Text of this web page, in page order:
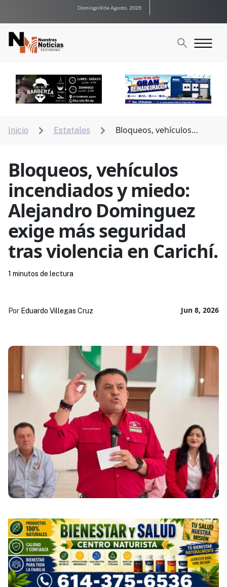
Domingo 9 de Agosto, 2026
Inicio  Estatales 
Bloqueos, vehículos
Bloqueos, vehículos
incendiados y miedo:
Alejandro Dominguez
exige más seguridad
tras violencia en Carichí.
Jun 8, 2026
Por Eduardo Villegas Cruz
1 minutos de lectura